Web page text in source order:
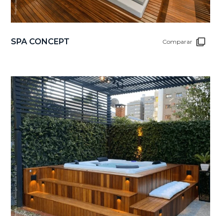
SPA CONCEPT Comparar